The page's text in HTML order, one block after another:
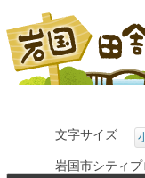
文字サイズ
岩国市シティ